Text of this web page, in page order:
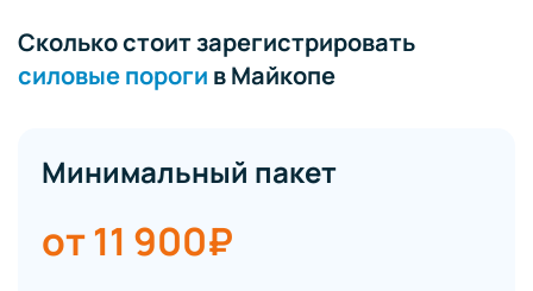
Сколько стоит зарегистрировать
силовые пороги в Майкопе
Минимальный пакет
от 11 900₽